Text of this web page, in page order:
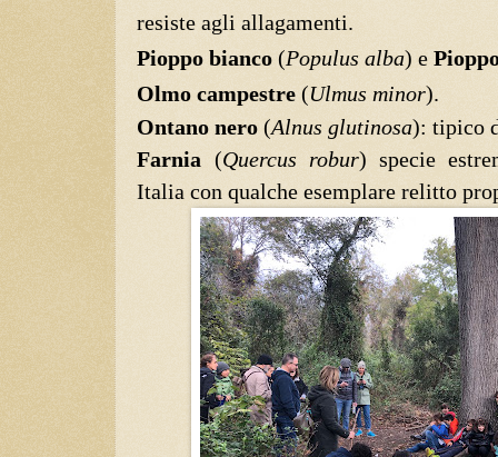
resiste agli allagamenti.
Pioppo bianco (Populus alba) e
Olmo campestre (Ulmus minor).
Ontano nero (Alnus glutinosa): tipico
Farnia (Quercus robur) specie
Italia con qualche esemplare relitto